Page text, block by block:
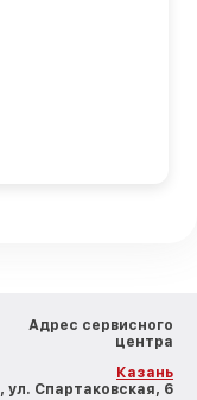
Адрес сервисного
центра
Казань
, ул. Спартаковская, 6